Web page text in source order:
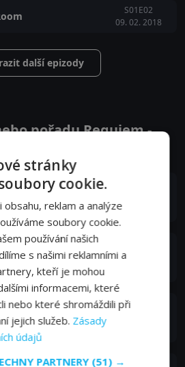
S01E02
09. 02. 2018
další epizody
pořadu Requiem -
stránky
cookie.
obsahu, reklam a analýze
soubory cookie.
používání našich
s našimi reklamními a
kteří je mohou
informacemi, které
nebo které shromáždili při
jejich služeb. Zásady
údajů
PARTNERY (51) →